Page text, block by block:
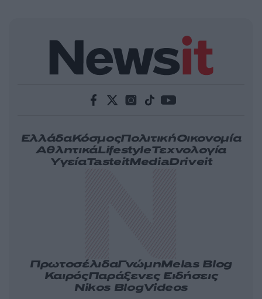
ΕλλάδαΚόσμοςΠολιτικήΟικονομία
ΑθλητικάLifestyleΤεχνολογία
ΥγείαTasteitMediaDriveit
ΠρωτοσέλιδαΓνώμηMelas Blog
ΚαιρόςΠαράξενες Ειδήσεις
Nikos BlogVideos